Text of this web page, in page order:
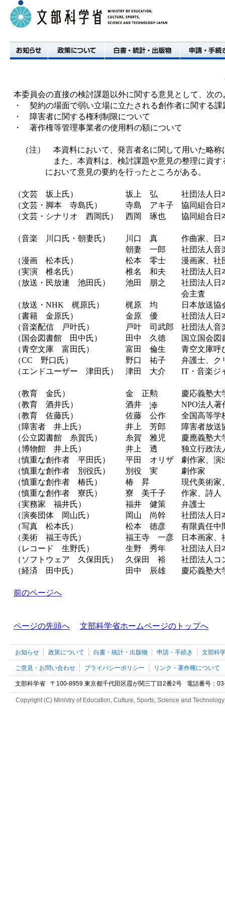
政策について 白書・統計・出版物 申請・手続き
本委員会の直接の検討課題以外に関する意見として、次
・
契約の場面で弱い立場に立たされる創作者に関する課
・
障害者に関する権利制限について
・
著作権等管理事業者の使用料の額について
（注）
本資料において、発言者名に関して用いた略称
また、本資料は、検討課題や意見の整理に資
において意見の要約を行ったところがある。
（文芸 坂上氏） 坂上 弘
社団法人日
（文芸・脚本 寺島氏）
寺島 アキ子
協同組合日
（文芸・シナリオ 西岡氏）
西岡 琢也 協同組合日
（音楽 川口氏・朝妻氏） 川口 真
作曲家、日
朝妻 一郎
社団法人音
（漫画 松本氏）
松本 零士
漫画家、社
（実演 椎名氏）
椎名 和夫
社団法人日
（放送・民放連 池田氏）
池田 朋之
社団法人日
会主査
（放送・NHK 梶原氏）
梶原 均
日本放送協
（書籍 金原氏）
金原 優
社団法人日
（音楽配信 戸叶氏）
戸叶 司武郎
社団法人音
（国会図書館 田中氏）
田中 久徳
国立国会図
（青空文庫 富田氏）
富田 倫生
青空文庫呼
（CC 野口氏）
野口 祐子
弁護士、ク
（エンドユーザー 津田氏）
津田 大介 IT・音楽ジ
（教育 金氏） 金 正勲
慶応義塾大
（教育 酒井氏）
酒井
NPO法人著
（教育 佐藤氏）
佐藤 公作
全国高等学
（障害者 井上氏）
井上 芳郎
障害者放送
（公立図書館 糸賀氏）
糸賀 雅児
慶應義塾大
（博物館 井上氏）
井上 透
独立行政法
（慎重な創作者 平田氏）
平田 オリザ
劇作家、演
（慎重な創作者 別役氏）
別役 実
劇作家
（慎重な創作者 椿氏）
椿 昇
現代美術家
（慎重な創作者 寮氏）
寮 美千子
作家、詩人
（実務家 福井氏）
福井 健策
弁護士
（演奏団体 岡山氏）
岡山 尚幹
社団法人日
（写真 松本氏）
松本 徳彦
有限責任中
（美術 福王寺氏）
福王寺 一彦
日本画家、
（レコード 生野氏）
生野 秀年
社団法人日
（ソフトウェア 久保田氏）
久保田 裕
社団法人コ
（経済 田中氏）
田中 辰雄 慶応義塾大
前のページへ
ページの先頭へ 文部科学省ホームページのトップへ
お知らせ 政策について 白書・統計・出版物 申請・手続き 文部科
ご意見・お問い合わせ プライバシーポリシー リンク・著作権について
文部科学省 〒100-8959 東京都千代田区霞が関三丁目2番2号 電話番号：
Copyright (C) Ministry of Education, Culture, Sports, Science and Technology